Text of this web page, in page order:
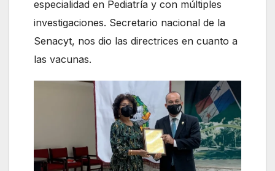
especialidad en Pediatría y con múltiples
investigaciones. Secretario nacional de la
Senacyt, nos dio las directrices en cuanto a
las vacunas.